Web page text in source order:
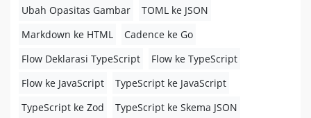
Ubah Opasitas Gambar
TOML ke JSON
Markdown ke HTML
Cadence ke Go
Flow Deklarasi TypeScript
Flow ke TypeScript
Flow ke JavaScript
TypeScript ke JavaScript
TypeScript ke Zod
TypeScript ke Skema JSON